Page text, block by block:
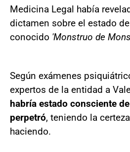
Medicina Legal había
dictamen sobre el estado
conocido 'Monstruo de
Según exámenes
expertos de la entidad a
habría estado consciente
perpetró, teniendo la
haciendo.